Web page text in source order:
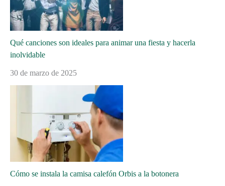
Qué canciones son ideales para animar una fiesta y hacerla
inolvidable
30 de marzo de 2025
Cómo se instala la camisa calefón Orbis a la botonera